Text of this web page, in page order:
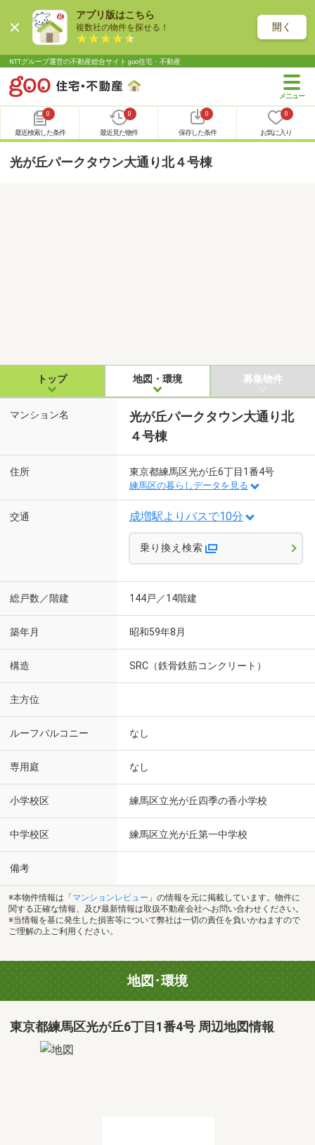
アプリ版はこちら
複数社の物件を探せる！ 開く
NTTグループ運営の不動産総合サイト goo住宅・不動産
0
最近検索した条件
0
最近見た物件
0
保存した条件
0
お気に入り
光が丘パークタウン大通り北４号棟
トップ 地図・環境 募集物件
マンション名
光が丘パークタウン大通り北
４号棟
住所 東京都練馬区光が丘6丁目1番4号
練馬区の暮らしデータを見る
交通 成増駅よりバスで10分
乗り換え検索
総戸数／階建 144戸／14階建
築年月 昭和59年8月
構造 SRC（鉄骨鉄筋コンクリート）
主方位
ルーフバルコニー なし
専用庭 なし
小学校区 練馬区立光が丘四季の香小学校
中学校区 練馬区立光が丘第一中学校
備考
※本物件情報は「 マンションレビュー 」の情報を元に掲載しています。物件に
関する正確な情報、及び最新情報は取扱不動産会社へお問い合わせください。
※当情報を基に発生した損害等について弊社は一切の責任を負いかねますので
ご理解の上ご利用ください。
地図･環境
東京都練馬区光が丘6丁目1番4号 周辺地図情報